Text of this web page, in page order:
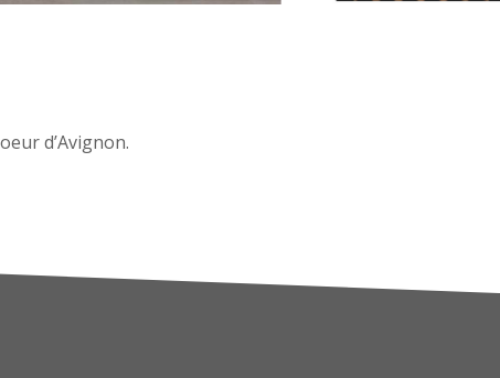
d’Avignon.